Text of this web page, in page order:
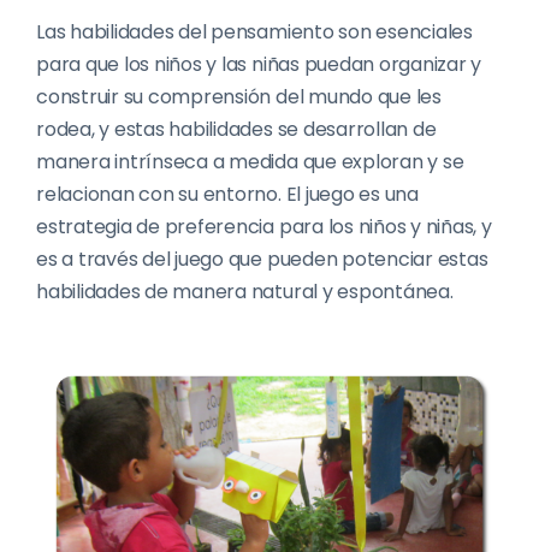
Las habilidades del pensamientoson esenciales
para que los niñosy las niñas puedan organizar y
construir su comprensión del mundo que les
rodea, y estas habilidades se desarrollan de
manera intrínseca a medida que exploran y se
relacionan con su entorno. El juego es una
estrategia de preferencia para los niños y niñas, y
es a través del juego que pueden potenciar estas
habilidades de manera natural y espontánea.